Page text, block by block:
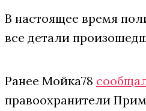
В настоящее время
все детали
Ранее Мойка78
правоохранители